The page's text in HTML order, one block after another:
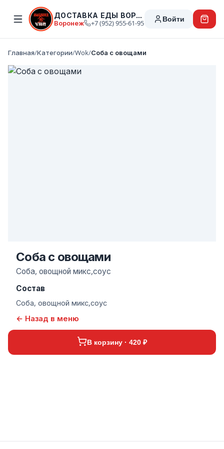
ДОСТАВКА ЕДЫ ВОРОНЕЖ
Воронеж +7 (952) 955-61-95 Войти
Главная/Категории/Wok/Соба с овощами
Соба с овощами
Соба, овощной микс,соус
Состав
Соба, овощной микс,соус
← Назад в меню
В корзину · 420 ₽